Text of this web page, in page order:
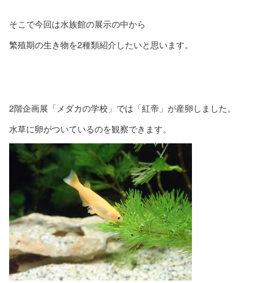
そこで今回は水族館の展示の中から
繁殖期の生き物を2種類紹介したいと思います。
2階企画展「メダカの学校」では「紅帝」 が産卵しました。
水草に卵がついているのを観察できます。